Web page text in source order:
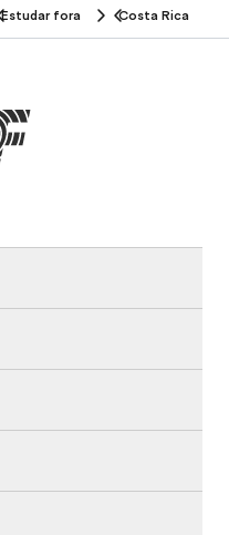
Estudar fora Costa Rica